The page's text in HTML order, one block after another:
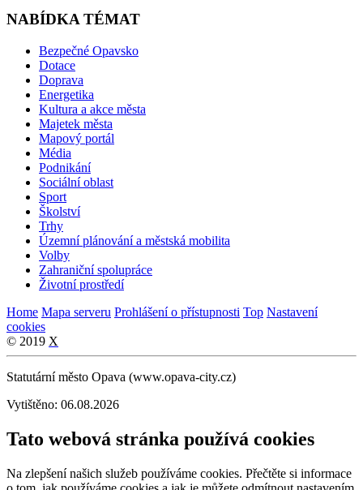
NABÍDKA TÉMAT
Bezpečné Opavsko
Dotace
Doprava
Energetika
Kultura a akce města
Majetek města
Mapový portál
Média
Podnikání
Sociální oblast
Sport
Školství
Trhy
Územní plánování a městská mobilita
Volby
Zahraniční spolupráce
Životní prostředí
Home Mapa serveru Prohlášení o přístupnosti Top Nastavení
cookies
© 2019 X
Statutární město Opava (www.opava-city.cz)
Vytištěno: 06.08.2026
Tato webová stránka používá cookies
Na zlepšení našich služeb používáme cookies. Přečtěte si informace